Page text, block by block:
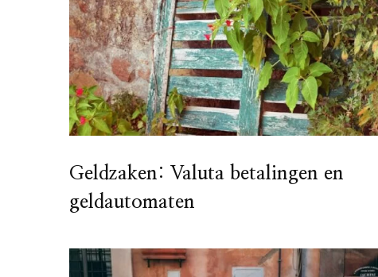
Geldzaken: Valuta betalingen en
geldautomaten